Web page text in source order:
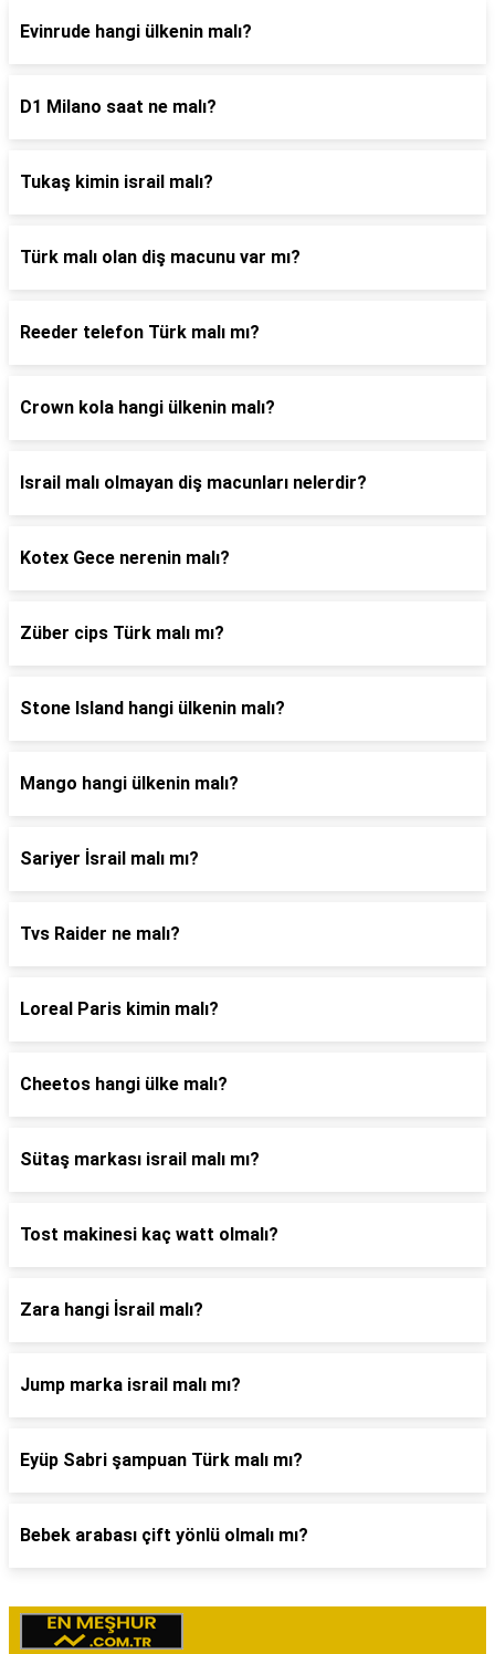
Evinrude hangi ülkenin malı?
D1 Milano saat ne malı?
Tukaş kimin israil malı?
Türk malı olan diş macunu var mı?
Reeder telefon Türk malı mı?
Crown kola hangi ülkenin malı?
Israil malı olmayan diş macunları nelerdir?
Kotex Gece nerenin malı?
Züber cips Türk malı mı?
Stone Island hangi ülkenin malı?
Mango hangi ülkenin malı?
Sariyer İsrail malı mı?
Tvs Raider ne malı?
Loreal Paris kimin malı?
Cheetos hangi ülke malı?
Sütaş markası israil malı mı?
Tost makinesi kaç watt olmalı?
Zara hangi İsrail malı?
Jump marka israil malı mı?
Eyüp Sabri şampuan Türk malı mı?
Bebek arabası çift yönlü olmalı mı?